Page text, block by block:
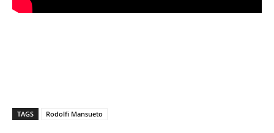
TAGS Rodolfi Mansueto